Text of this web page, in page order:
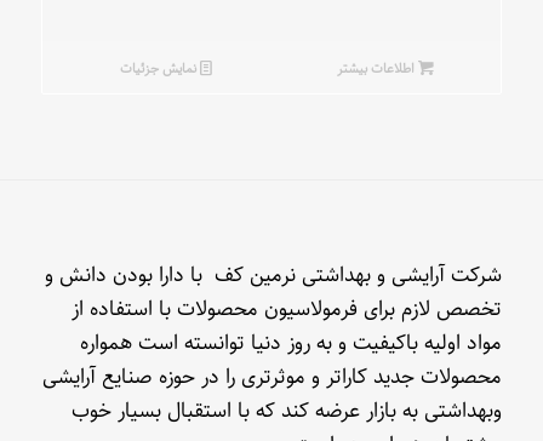
اطلاعات بیشتر نمایش جزئیات
شرکت آرایشی و بهداشتی نرمین کف با دارا بودن دانش و
تخصص لازم برای فرمولاسیون محصولات با استفاده از
مواد اولیه باکیفیت و به روز دنیا توانسته است همواره
محصولات جدید کاراتر و موثرتری را در حوزه صنایع آرایشی
وبهداشتی به بازار عرضه کند که با استقبال بسیار خوب